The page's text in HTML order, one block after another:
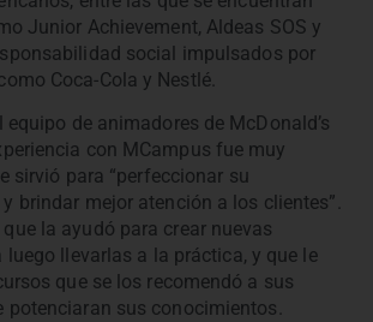
Junior Achievement, Aldeas SOS y
social impulsados por
Coca-Cola y Nestlé.
equipo de animadores de McDonald’s
con MCampus fue muy
sirvió para “perfeccionar su
brindar mejor atención a los clientes”.
la ayudó para crear nuevas
luego llevarlas a la práctica, y que le
que se los recomendó a sus
potenciaran sus conocimientos.